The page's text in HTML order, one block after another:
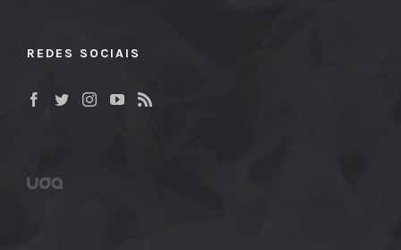
REDES SOCIAIS